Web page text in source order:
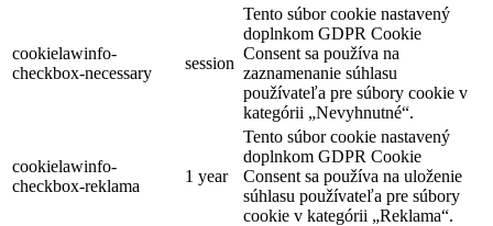
cookielawinfo-
checkbox-necessary
session
Tento súbor cookie nastavený
doplnkom GDPR Cookie
Consent sa používa na
zaznamenanie súhlasu
používateľa pre súbory cookie v
kategórii „Nevyhnutné“.
cookielawinfo-
checkbox-reklama
1 year
Tento súbor cookie nastavený
doplnkom GDPR Cookie
Consent sa používa na uloženie
súhlasu používateľa pre súbory
cookie v kategórii „Reklama“.